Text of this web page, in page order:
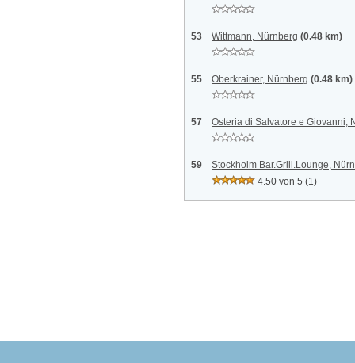
53 Wittmann, Nürnberg (0.48 km)
55 Oberkrainer, Nürnberg (0.48 km)
57 Osteria di Salvatore e Giovanni,
59
Stockholm Bar.Grill.Lounge,
4.50 von 5 (1)